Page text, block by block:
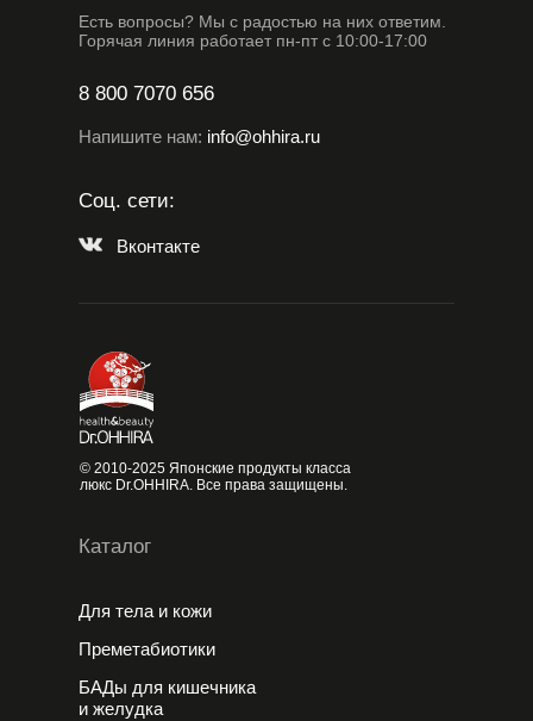
Каталог
Для тела и кожи
© 2010-2025 Японские продукты класса
люкс Dr.OHHIRA. Все права защищены.
Преметабиотики
БАДы для кишечника
и желудка
Соц. сети:
Вконтакте
8 800 7070 656
Напишите нам: info@ohhira.ru
Есть вопросы? Мы с радостью на них ответим.
Горячая линия работает пн-пт с 10:00-17:00